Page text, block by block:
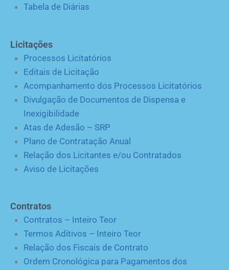
Tabela de Diárias
Licitações
Processos Licitatórios
Editais de Licitação
Acompanhamento dos Processos Licitatórios
Divulgação de Documentos de Dispensa e
Inexigibilidade
Atas de Adesão – SRP
Plano de Contratação Anual
Relação dos Licitantes e/ou Contratados
Aviso de Licitações
Contratos
Contratos – Inteiro Teor
Termos Aditivos – Inteiro Teor
Relação dos Fiscais de Contrato
Ordem Cronológica para Pagamentos dos